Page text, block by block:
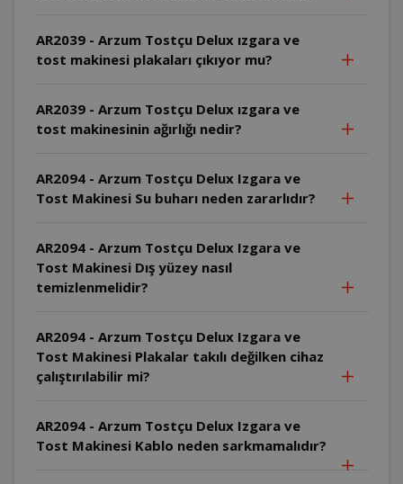
AR2039 - Arzum Tostçu Delux ızgara ve
tost makinesi plakaları çıkıyor mu?
AR2039 - Arzum Tostçu Delux ızgara ve
tost makinesinin ağırlığı nedir?
AR2094 - Arzum Tostçu Delux Izgara ve
Tost Makinesi Su buharı neden zararlıdır?
AR2094 - Arzum Tostçu Delux Izgara ve
Tost Makinesi Dış yüzey nasıl
temizlenmelidir?
AR2094 - Arzum Tostçu Delux Izgara ve
Tost Makinesi Plakalar takılı değilken cihaz
çalıştırılabilir mi?
AR2094 - Arzum Tostçu Delux Izgara ve
Tost Makinesi Kablo neden sarkmamalıdır?